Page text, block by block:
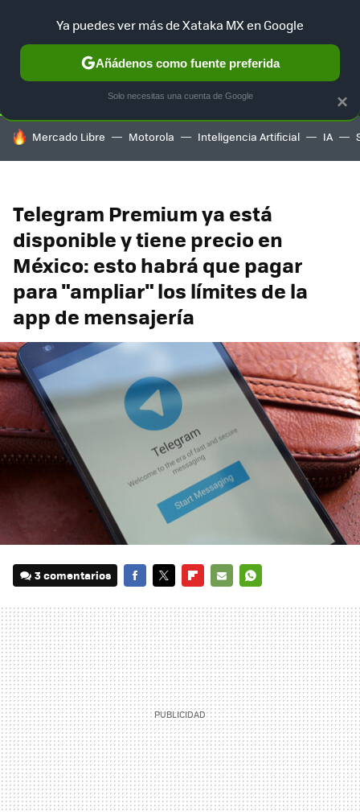
SELECCIÓN GAMING HOME AUTO TERRITORIO
HOY SE HABLA DE
Mercado Libre Motorola Inteligencia Artificial IA
Telegram Premium ya está
disponible y tiene precio en
México: esto habrá que pagar
para "ampliar" los límites de la
app de mensajería
3 comentarios
MAIL
×
Ya puedes ver más de Xataka MX en Google
Añádenos como fuente preferida
Solo necesitas una cuenta de Google